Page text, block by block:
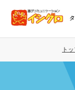
コ
テ
ト